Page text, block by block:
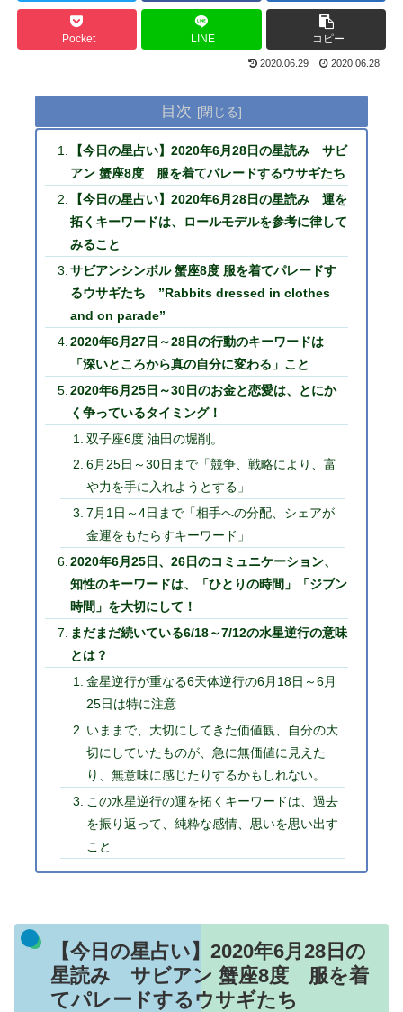
Pocket LINE コピー
2020.06.29 2020.06.28
目次
【今日の星占い】2020年6月28日の星読み サビ
アン 蟹座8度 服を着てパレードするウサギたち
【今日の星占い】2020年6月28日の星読み 運を
拓くキーワードは、ロールモデルを参考に律して
みること
サビアンシンボル 蟹座8度 服を着てパレードす
るウサギたち ”Rabbits dressed in clothes
and on parade”
2020年6月27日～28日の行動のキーワードは
「深いところから真の自分に変わる」こと
2020年6月25日～30日のお金と恋愛は、とにか
く争っているタイミング！
双子座6度 油田の堀削。
6月25日～30日まで「競争、戦略により、富
や力を手に入れようとする」
7月1日～4日まで「相手への分配、シェアが
金運をもたらすキーワード」
2020年6月25日、26日のコミュニケーション、
知性のキーワードは、「ひとりの時間」「ジブン
時間」を大切にして！
まだまだ続いている6/18～7/12の水星逆行の意味
とは？
金星逆行が重なる6天体逆行の6月18日～6月
25日は特に注意
いままで、大切にしてきた価値観、自分の大
切にしていたものが、急に無価値に見えた
り、無意味に感じたりするかもしれない。
この水星逆行の運を拓くキーワードは、過去
を振り返って、純粋な感情、思いを思い出す
こと
【今日の星占い】2020年6月28日の
星読み サビアン 蟹座8度 服を着
てパレードするウサギたち